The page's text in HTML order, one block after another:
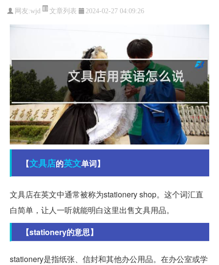
网友:wjd 文章列表 2024-02-27 04:09:26
【文具店的英文单词】
文具店在英文中通常被称为stationery shop。这个词汇直
白简单，让人一听就能明白这里出售文具用品。
【stationery的意思】
stationery是指纸张、信封和其他办公用品。在办公室或学